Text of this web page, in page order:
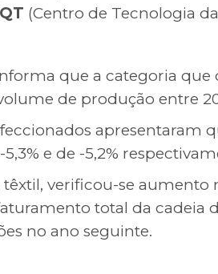
(Centro de Tecnologia
que a categoria
de produção entre
apresentaram
e de -5,2%
verificou-se aumento
total da cadeia
no ano seguinte.